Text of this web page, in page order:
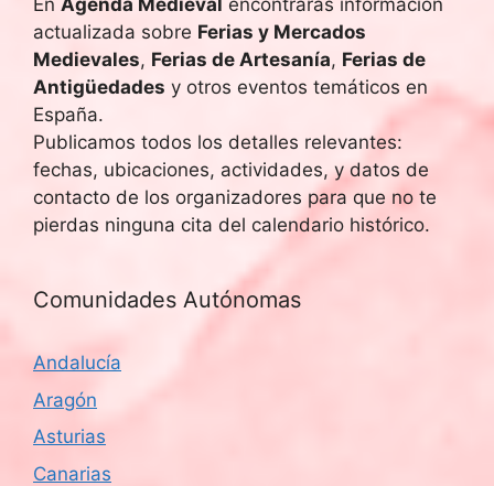
En Agenda Medieval encontrarás información
actualizada sobre Ferias y Mercados
Medievales, Ferias de Artesanía, Ferias de
Antigüedades y otros eventos temáticos en
España.
Publicamos todos los detalles relevantes:
fechas, ubicaciones, actividades, y datos de
contacto de los organizadores para que no te
pierdas ninguna cita del calendario histórico.
Comunidades Autónomas
Andalucía
Aragón
Asturias
Canarias